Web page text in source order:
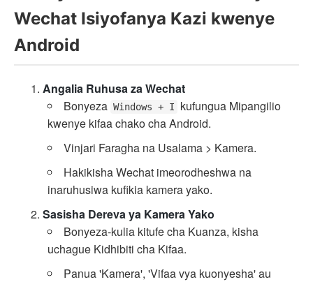
Wechat Isiyofanya Kazi kwenye
Android
Angalia Ruhusa za Wechat
Bonyeza Windows + I
kufungua Mipangilio
kwenye kifaa chako cha Android.
Vinjari Faragha na Usalama > Kamera.
Hakikisha Wechat imeorodheshwa na
inaruhusiwa kufikia kamera yako.
Sasisha Dereva ya Kamera Yako
Bonyeza-kulia kitufe cha Kuanza, kisha
uchague Kidhibiti cha Kifaa.
Panua 'Kamera', 'Vifaa vya kuonyesha' au